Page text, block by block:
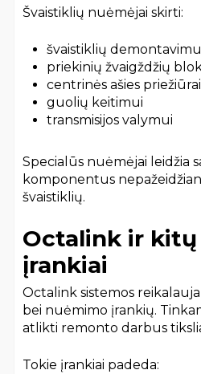
Švaistiklių nuėmėjai skirti:
švaistiklių
priekinių žvaigždžių
centrinės ašies priežiūrai
guolių keitimui
transmisijos valymui
Specialūs nuėmėjai leidžia
komponentus
švaistiklių.
Octalink ir
įrankiai
Octalink sistemos
bei nuėmimo įrankių.
atlikti remonto darbus
Tokie įrankiai padeda: